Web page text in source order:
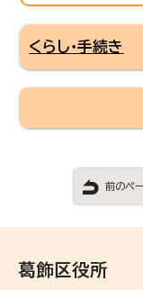
くらし・手続き
前のペ
葛飾区役所